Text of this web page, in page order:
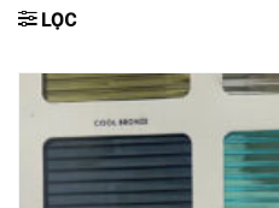
LỌC